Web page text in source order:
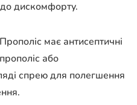
дискомфорту.
Прополіс має антисептичні
або
спрею для полегшення